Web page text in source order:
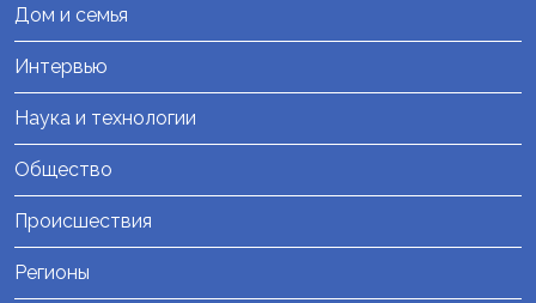
Дом и семья
Интервью
Наука и технологии
Общество
Происшествия
Регионы